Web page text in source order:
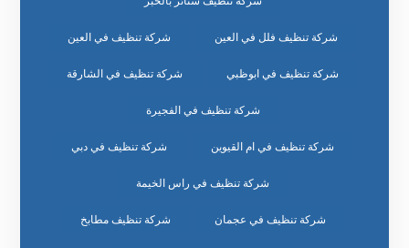
شركة تنظيف فلل في العين شركة تنظيف في العين
شركة تنظيف في ابوظبي شركة تنظيف في الشارقة
شركة تنظيف في الفجيرة
شركة تنظيف في ام القيوين شركة تنظيف في دبي
شركة تنظيف في راس الخيمة
شركة تنظيف في عجمان شركة تنظيف مطابخ